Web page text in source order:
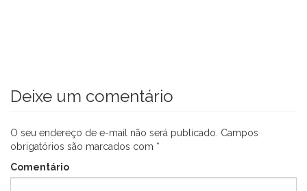
Deixe um comentário
O seu endereço de e-mail não será publicado. Campos
obrigatórios são marcados com *
Comentário